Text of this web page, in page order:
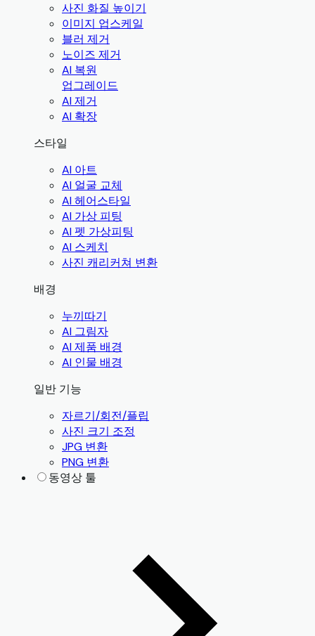
사진 화질 높이기
이미지 업스케일
블러 제거
노이즈 제거
AI 복원
업그레이드
AI 제거
AI 확장
스타일
AI 아트
AI 얼굴 교체
AI 헤어스타일
AI 가상 피팅
AI 펫 가상피팅
AI 스케치
사진 캐리커쳐 변환
배경
누끼따기
AI 그림자
AI 제품 배경
AI 인물 배경
일반 기능
자르기/회전/플립
사진 크기 조정
JPG 변환
PNG 변환
동영상 툴